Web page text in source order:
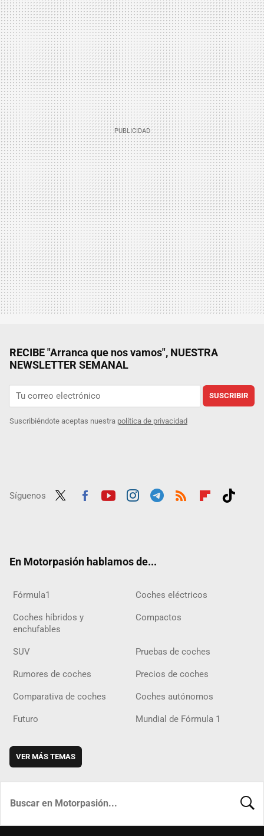
RECIBE "Arranca que nos vamos", NUESTRA
NEWSLETTER SEMANAL
SUSCRIBIR
Suscribiéndote aceptas nuestra política de privacidad
Síguenos
En Motorpasión hablamos de...
Fórmula1 Coches eléctricos
Coches híbridos y
enchufables
Compactos
SUV Pruebas de coches
Rumores de coches Precios de coches
Comparativa de coches Coches autónomos
Futuro Mundial de Fórmula 1
VER MÁS TEMAS